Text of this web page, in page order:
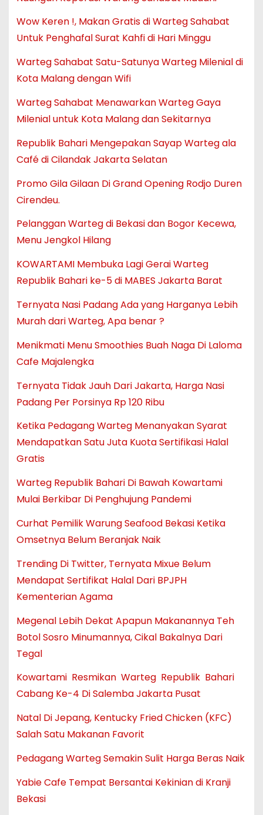
Wow Keren !, Makan Gratis di Warteg Sahabat
Untuk Penghafal Surat Kahfi di Hari Minggu
Warteg Sahabat Satu-Satunya Warteg Milenial di
Kota Malang dengan Wifi
Warteg Sahabat Menawarkan Warteg Gaya
Milenial untuk Kota Malang dan Sekitarnya
Republik Bahari Mengepakan Sayap Warteg ala
Café di Cilandak Jakarta Selatan
Promo Gila Gilaan Di Grand Opening Rodjo Duren
Cirendeu.
Pelanggan Warteg di Bekasi dan Bogor Kecewa,
Menu Jengkol Hilang
KOWARTAMI Membuka Lagi Gerai Warteg
Republik Bahari ke-5 di MABES Jakarta Barat
Ternyata Nasi Padang Ada yang Harganya Lebih
Murah dari Warteg, Apa benar ?
Menikmati Menu Smoothies Buah Naga Di Laloma
Cafe Majalengka
Ternyata Tidak Jauh Dari Jakarta, Harga Nasi
Padang Per Porsinya Rp 120 Ribu
Ketika Pedagang Warteg Menanyakan Syarat
Mendapatkan Satu Juta Kuota Sertifikasi Halal
Gratis
Warteg Republik Bahari Di Bawah Kowartami
Mulai Berkibar Di Penghujung Pandemi
Curhat Pemilik Warung Seafood Bekasi Ketika
Omsetnya Belum Beranjak Naik
Trending Di Twitter, Ternyata Mixue Belum
Mendapat Sertifikat Halal Dari BPJPH
Kementerian Agama
Megenal Lebih Dekat Apapun Makanannya Teh
Botol Sosro Minumannya, Cikal Bakalnya Dari
Tegal
Kowartami Resmikan Warteg Republik Bahari
Cabang Ke-4 Di Salemba Jakarta Pusat
Natal Di Jepang, Kentucky Fried Chicken (KFC)
Salah Satu Makanan Favorit
Pedagang Warteg Semakin Sulit Harga Beras Naik
Yabie Cafe Tempat Bersantai Kekinian di Kranji
Bekasi